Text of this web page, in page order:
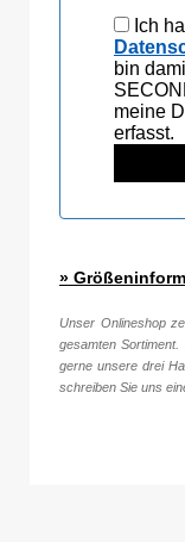
Ich
bin
meine
erfasst.
»
Unser Onlineshop
gesamten
gerne unsere drei
schreiben Sie uns